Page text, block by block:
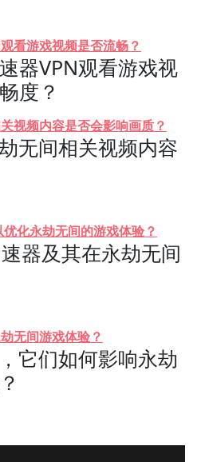
看游戏视频是否流畅？
器VPN观看游戏视
度？
视频内容是否会影响画质？
无间相关视频内容
化永劫无间的游戏体验？
器及其在永劫无间
无间游戏体验？
它们如何影响永劫